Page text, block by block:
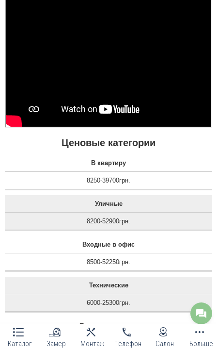
Каталог Замер Монтаж Телефон Салон Больше
Ценовые категории
В квартиру
8250-39700грн.
Уличные
8200-52900грн.
Входные в офис
8500-52250грн.
Технические
6000-25300грн.
Противопожарные
12100-14400грн.